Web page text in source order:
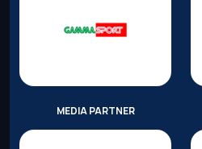
MEDIA PARTNER